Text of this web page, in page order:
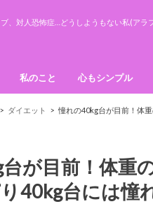
、対人恐怖症…どうしようもない私(アラ
私のこと 心もシンプル
ダイエット 憧れの40kg台が目前！体
が目前！体重
40kg台には憧